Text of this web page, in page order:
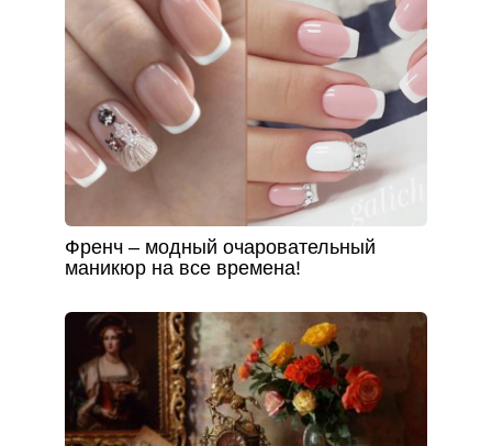
Френч – модный очаровательный
маникюр на все времена!